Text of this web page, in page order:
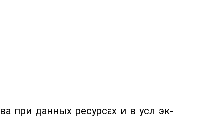
при данных ресурсах и в усл эк-